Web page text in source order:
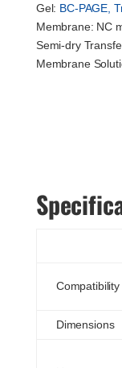
Gel: BC-PAGE,
Membrane: NC
Semi-dry
Membrane
Compatibility
Dimensions